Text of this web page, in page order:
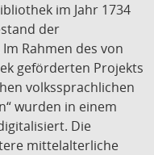
im Jahr 1734
der
Rahmen des von
geförderten Projekts
volkssprachlichen
wurden in einem
Die
mittelalterliche